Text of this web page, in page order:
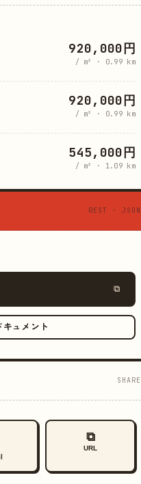
920,000円
/ m² · 0.99 km
920,000円
/ m² · 0.99 km
545,000円
/ m² · 1.09 km
REST · JSON
⧉
キュメント
SHARE
⧉
URL